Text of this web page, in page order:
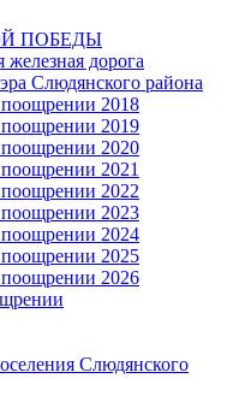
ПОБЕДЫ
железная дорога
Слюдянского района
2018
2019
2020
2021
2022
2023
2024
2025
2026
Слюдянского